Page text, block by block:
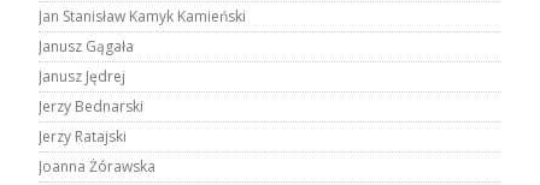
Jan Stanisław Kamyk Kamieński
Janusz Gągała
Janusz Jędrej
Jerzy Bednarski
Jerzy Ratajski
Joanna Żórawska